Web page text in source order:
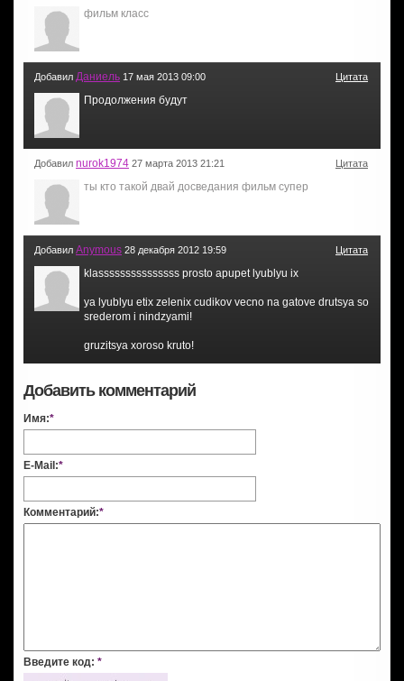
фильм класс
Добавил Даниель 17 мая 2013 09:00 Цитата
Продолжения будут
Добавил nurok1974 27 марта 2013 21:21 Цитата
ты кто такой двай досведания фильм супер
Добавил Anymous 28 декабря 2012 19:59 Цитата
klasssssssssssssss prosto apupet lyublyu ix
ya lyublyu etix zelenix cudikov vecno na gatove drutsya so
srederom i nindzyami!
gruzitsya xoroso kruto!
Добавить комментарий
Имя:*
E-Mail:*
Комментарий:*
Введите код: *